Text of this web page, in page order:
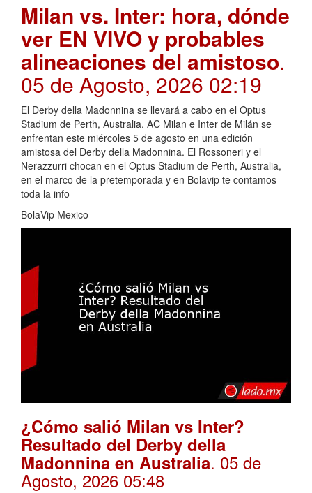
Milan vs. Inter: hora, dónde
ver EN VIVO y probables
alineaciones del amistoso.
05 de Agosto, 2026 02:19
El Derby della Madonnina se llevará a cabo en el Optus
Stadium de Perth, Australia. AC Milan e Inter de Milán se
enfrentan este miércoles 5 de agosto en una edición
amistosa del Derby della Madonnina. El Rossoneri y el
Nerazzurri chocan en el Optus Stadium de Perth, Australia,
en el marco de la pretemporada y en Bolavip te contamos
toda la info
BolaVip Mexico
¿Cómo salió Milan vs Inter?
Resultado del Derby della
Madonnina en Australia. 05 de
Agosto, 2026 05:48